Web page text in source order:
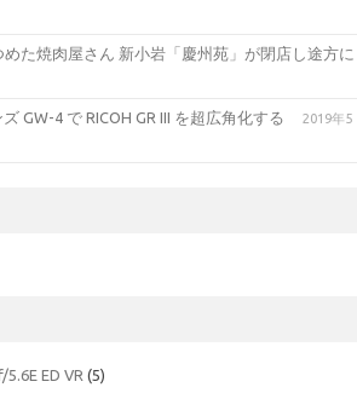
た焼肉屋さん 新小岩「慶州苑」が閉店し途方に
GW-4 で RICOH GR III を超広角化する
2019年5
ED VR (5)